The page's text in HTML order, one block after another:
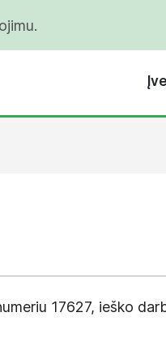
17627, ieško